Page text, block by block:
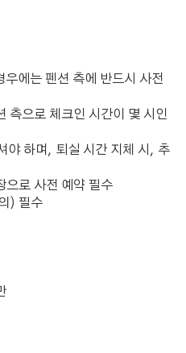
에는 펜션 측에 반드시 사전
측으로 체크인 시간이 몇 시인
야 하며, 퇴실 시간 지체 시, 추
로 사전 예약 필수
) 필수